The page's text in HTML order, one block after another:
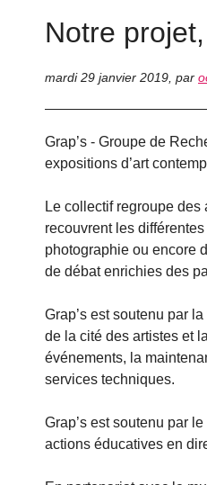
Notre
mardi 29 janvier 2019 par
Grap’s - Groupe de
expositions d’art
Le collectif regroupe
recouvrent les différentes
photographie ou encore
de débat enrichies des
Grap’s est soutenu par
de la cité des artistes et
événements, la
services techniques.
Grap’s est soutenu par
actions éducatives en